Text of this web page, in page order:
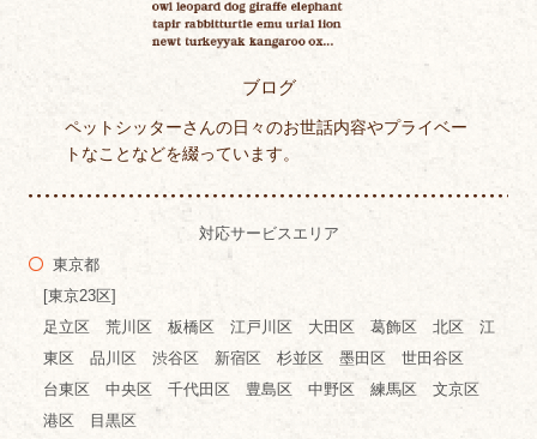
ブログ
ペットシッターさんの日々のお世話内容やプライベー
トなことなどを綴っています。
対応サービスエリア
東京都
[東京23区]
足立区 荒川区 板橋区 江戸川区 大田区 葛飾区 北区 江
東区 品川区 渋谷区 新宿区 杉並区 墨田区 世田谷区
台東区 中央区 千代田区 豊島区 中野区 練馬区 文京区
港区 目黒区